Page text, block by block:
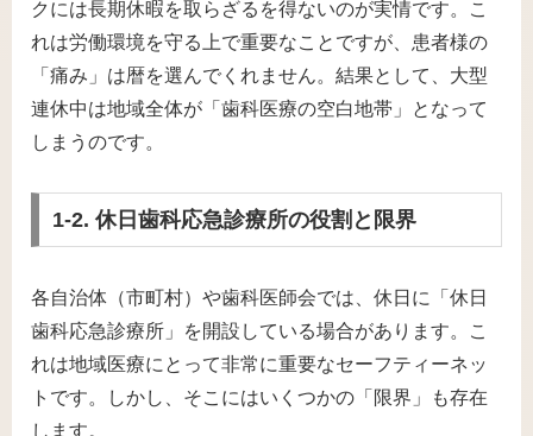
クには長期休暇を取らざるを得ないのが実情です。こ
れは労働環境を守る上で重要なことですが、患者様の
「痛み」は暦を選んでくれません。結果として、大型
連休中は地域全体が「歯科医療の空白地帯」となって
しまうのです。
1-2. 休日歯科応急診療所の役割と限界
各自治体（市町村）や歯科医師会では、休日に「休日
歯科応急診療所」を開設している場合があります。こ
れは地域医療にとって非常に重要なセーフティーネッ
トです。しかし、そこにはいくつかの「限界」も存在
します。